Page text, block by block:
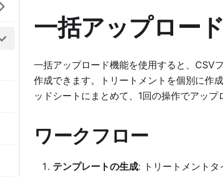
一括アップロード
一括アップロード機能を使用すると、CSV
作成できます。トリートメントを個別に作
ッドシートにまとめて、1回の操作でアップ
ワークフロー
テンプレートの生成: トリートメント